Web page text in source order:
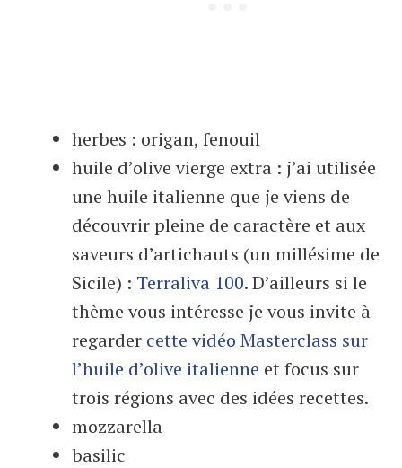
herbes : origan, fenouil
huile d’olive vierge extra : j’ai utilisée
une huile italienne que je viens de
découvrir pleine de caractère et aux
saveurs d’artichauts (un millésime de
Sicile) : Terraliva 100. D’ailleurs si le
thème vous intéresse je vous invite à
regarder cette vidéo Masterclass sur
l’huile d’olive italienne et focus sur
trois régions avec des idées recettes.
mozzarella
basilic